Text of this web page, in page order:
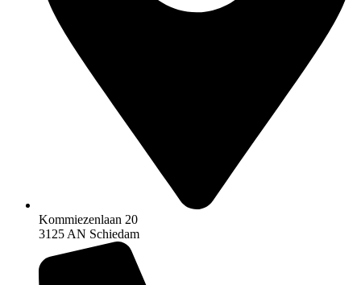
Kommiezenlaan 20
3125 AN Schiedam